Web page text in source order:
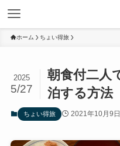
ホーム ちょい得旅
朝食付二人
泊する方法
2025
5/27
ちょい得旅 2021年10月9日